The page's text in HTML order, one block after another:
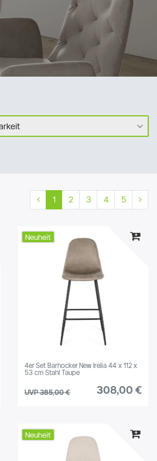
1 2 3 4 5
Neuheit
4er Set Barhocker New Irelia 44 x 112 x
53 cm Stahl Taupe
UVP 385,00 € 308,00 €
Neuheit